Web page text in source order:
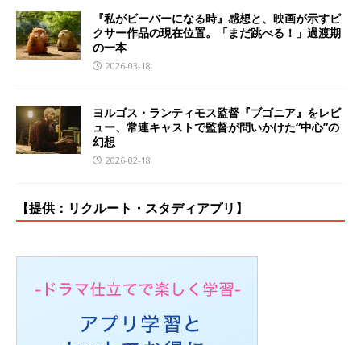
『私がビーバーになる時』感想と、映画が示すピ
クサー作品の現在位置。「まだ跳べる！」過渡期
の一本
2026-03-18
ヨルゴス・ランティモス監督『ブゴニア』をレビ
ュー、常連キャストで監督が問いかけた“中心”の
幻想
2026-02-18
【提供：リクルート・スタディアプリ】